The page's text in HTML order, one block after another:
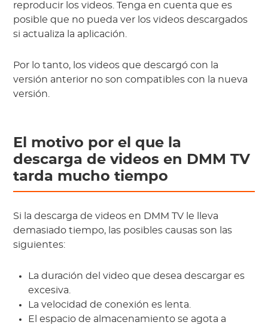
reproducir los videos. Tenga en cuenta que es
posible que no pueda ver los videos descargados
si actualiza la aplicación.
Por lo tanto, los videos que descargó con la
versión anterior no son compatibles con la nueva
versión.
El motivo por el que la
descarga de videos en DMM TV
tarda mucho tiempo
Si la descarga de videos en DMM TV le lleva
demasiado tiempo, las posibles causas son las
siguientes:
La duración del video que desea descargar es
excesiva.
La velocidad de conexión es lenta.
El espacio de almacenamiento se agota a